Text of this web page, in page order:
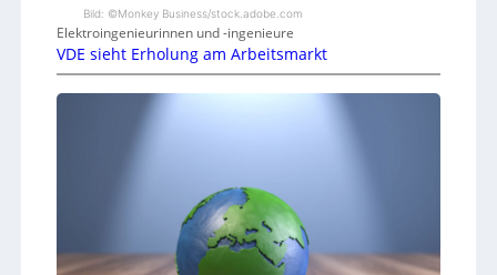
Bild: ©Monkey Business/stock.adobe.com
Elektroingenieurinnen und -ingenieure
VDE sieht Erholung am Arbeitsmarkt